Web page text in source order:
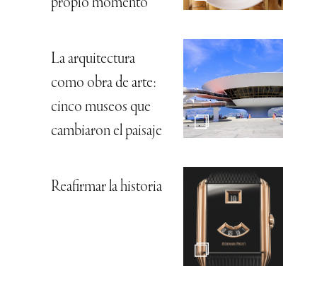
propio momento
La arquitectura
como obra de arte:
cinco museos que
cambiaron el paisaje
Reafirmar la historia